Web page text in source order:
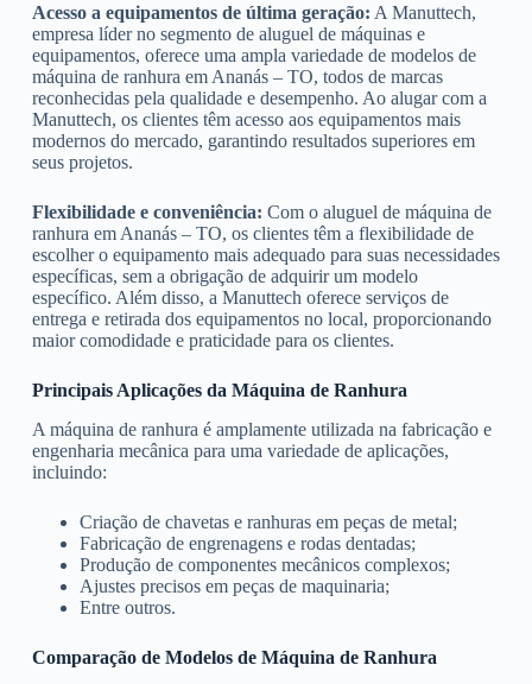
Acesso a equipamentos de última geração: A Manuttech,
empresa líder no segmento de aluguel de máquinas e
equipamentos, oferece uma ampla variedade de modelos de
máquina de ranhura em Ananás – TO, todos de marcas
reconhecidas pela qualidade e desempenho. Ao alugar com a
Manuttech, os clientes têm acesso aos equipamentos mais
modernos do mercado, garantindo resultados superiores em
seus projetos.
Flexibilidade e conveniência: Com o aluguel de máquina de
ranhura em Ananás – TO, os clientes têm a flexibilidade de
escolher o equipamento mais adequado para suas necessidades
específicas, sem a obrigação de adquirir um modelo
específico. Além disso, a Manuttech oferece serviços de
entrega e retirada dos equipamentos no local, proporcionando
maior comodidade e praticidade para os clientes.
Principais Aplicações da Máquina de Ranhura
A máquina de ranhura é amplamente utilizada na fabricação e
engenharia mecânica para uma variedade de aplicações,
incluindo:
Criação de chavetas e ranhuras em peças de metal;
Fabricação de engrenagens e rodas dentadas;
Produção de componentes mecânicos complexos;
Ajustes precisos em peças de maquinaria;
Entre outros.
Comparação de Modelos de Máquina de Ranhura